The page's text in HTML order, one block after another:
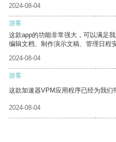
2024-08-04
游客
这款app的功能非常强大，可以满足
编辑文档、制作演示文稿、管理日程
2024-08-04
游客
这款加速器VPM应用程序已经为我们
2024-08-04